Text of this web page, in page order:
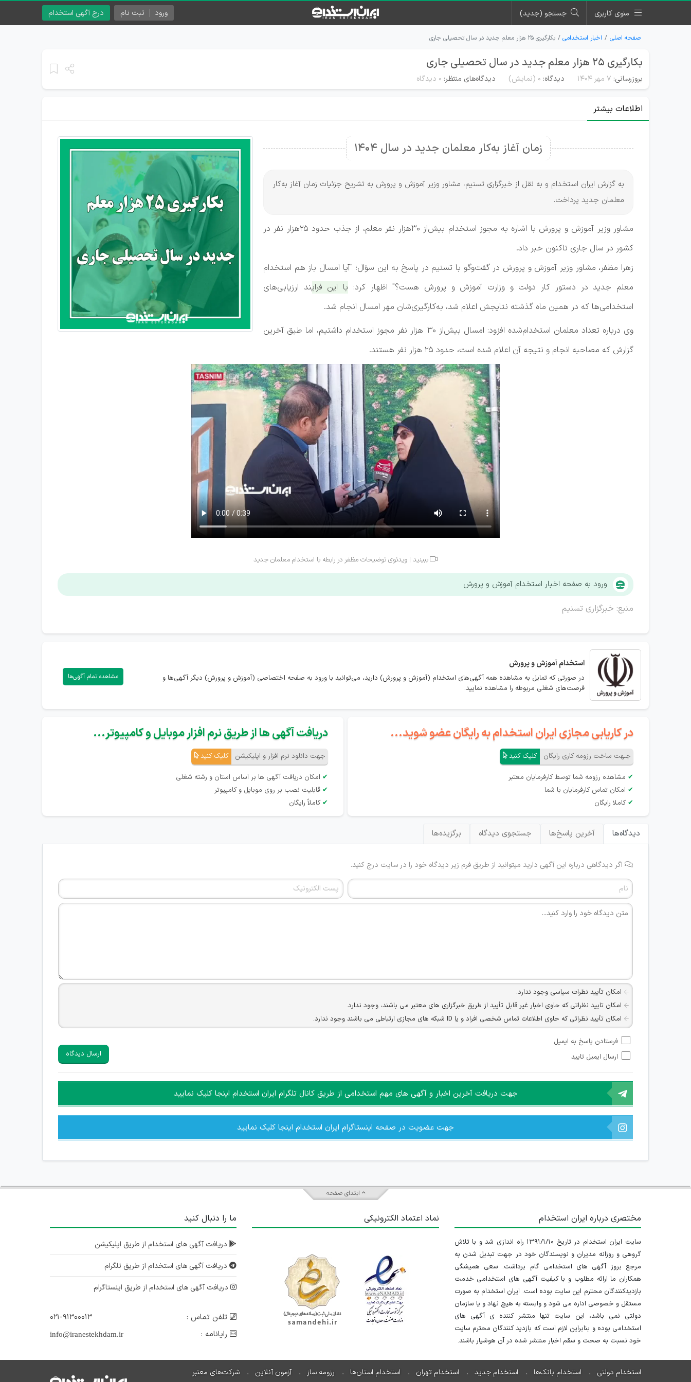
منوی کاربری جستجو (جدید) درج آگهی استخدام ورود ثبت نام
صفحه اصلی اخبار استخدامی بکارگیری ۲۵ هزار معلم جدید در سال تحصیلی جاری
بکارگیری ۲۵ هزار معلم جدید در سال تحصیلی جاری
بروزرسانی: ۷ مهر ۱۴۰۴ دیدگاه: 0 (نمایش) دیدگاه‌های منتظر: ۰ دیدگاه
اطلاعات بیشتر
زمان آغاز به‌کار معلمان جدید در سال 1404
به گزارش ایران استخدام و به نقل از خبرگزاری تسنیم، مشاور وزیر آموزش و پرورش به تشریح جزئیات زمان آغاز به‌کار
معلمان جدید پرداخت.
مشاور وزیر آموزش و پرورش با اشاره به مجوز استخدام بیش‌از ۳۰هزار نفر معلم، از جذب حدود ۲۵هزار نفر در
کشور در سال جاری تاکنون خبر داد.
زهرا مظفر، مشاور وزیر آموزش و پرورش در گفت‌وگو با تسنیم در پاسخ به این سؤال؛ "آیا امسال باز هم استخدام
معلم جدید در دستور کار دولت و وزارت آموزش و پرورش هست؟" اظهار کرد: با این فرایند ارزیابی‌های
استخدامی‌ها که در همین ماه گذشته نتایجش اعلام شد، به‌کارگیری‌شان مهر امسال انجام شد.
وی درباره تعداد معلمان استخدام‌شده افزود: امسال بیش‌از 30 هزار نفر مجوز استخدام داشتیم، اما طبق آخرین
گزارش که مصاحبه انجام و نتیجه آن اعلام شده است، حدود 25 هزار نفر هستند.
 ببینید | ویدئوی توضیحات مظفر در رابطه با استخدام معلمان جدید
ورود به صفحه اخبار استخدام آموزش و پرورش
منبع: خبرگزاری تسنیم
استخدامآموزش و پرورش
در صورتی که تمایل به مشاهده همه آگهی‌های استخدام (آموزش و پرورش) دارید، می‌توانید با ورود به صفحه اختصاصی (آموزش و پرورش) دیگر آگهی‌ها و
فرصت‌های شغلی مربوطه را مشاهده نمایید.
مشاهده تمام آگهی‌ها
در کاریابی مجازی ایران استخدام به رایگان عضو شوید...
جـهت ساخت رزومه کاری رایگان کلیک کنید
✔ مشاهده رزومه شما توسط کارفرمایان معتبر
✔ امکان تماس کارفرمایان با شما
✔ کاملا رایگان
دریافت آگهی ها از طریق نرم افزار موبایل و کامپیوتر...
جهت دانلود نرم افزار و اپلیکیشن کلیک کنید
✔ امکان دریافت آگهی ها بر اساس استان و رشته شغلی
✔ قابلیت نصب بر روی موبایل و کامپیوتر
✔ کاملاً رایگان
دیدگاه‌ها آخرین پاسخ‌ها جستجوی دیدگاه برگزیده‌ها
اگر دیدگاهی درباره این آگهی دارید میتوانید از طریق فرم زیر دیدگاه خود را در سایت درج کنید.
امکان تأیید نظرات سیاسی وجود ندارد.
امکان تایید نظراتی که حاوی اخبار غیر قابل تأیید از طریق خبرگزاری های معتبر می باشند، وجود ندارد.
امکان تأیید نظراتی که حاوی اطلاعات تماس شخصی افراد و یا ID شبکه های مجازی ارتباطی می باشند وجود ندارد.
هرگونه تحریک، تحقیر و کنایه به سایر افراد (مسئول و غیر مسئول) غیر مجاز می باشد.
امکان هماهنگی برای هرگونه ملاقات حضوری چه به صورت دسته جمعی و چه فردی توسط کاربران سایت وجود ندارد.
فرستادن پاسخ به ایمیل
ارسال ایمیل تایید
ارسال دیدگاه
جهت دریافت آخرین اخبار و آگهی های مهم استخدامی از طریق کانال تلگرام ایران استخدام اینجا کلیک نمایید
جهت عضویت در صفحه اینستاگرام ایران استخدام اینجا کلیک نمایید
ابتدای صفحه
مختصری درباره ایران استخدام
سایت ایران استخدام در تاریخ ۱۳۹۱/۱/۱۰ راه اندازی شد و با تلاش
گروهی و روزانه مدیران و نویسندگان خود در جهت تبدیل شدن به
مرجع بروز آگهی های استخدامی گام برداشت. سعی همیشگی
همکاران ما ارائه مطلوب و با کیفیت آگهی های استخدامی خدمت
بازدیدکنندگان محترم این سایت بوده است. ایران استخدام به صورت
مستقل و خصوصی اداره می شود و وابسته به هیچ نهاد و یا سازمان
دولتی نمی باشد، این سایت تنها منتشر کننده ی آگهی های
استخدامی بوده و بنابراین لازم است که بازدید کنندگان محترم سایت
خود نسبت به صحت و سقم اخبار منتشر شده در آن هوشیار باشند.
نماد اعتماد الکترونیکی ما را دنبال کنید
دریافت آگهی های استخدام از طریق اپلیکیشن
دریافت آگهی های استخدام از طریق تلگرام
دریافت آگهی های استخدام از طریق اینستاگرام
تلفن تماس :
۰۲۱-۹۱۳۰۰۰۱۳
رایانامه :
info@iranestekhdam.ir
استخدام دولتی استخدام بانک‌ها استخدام جدید استخدام تهران استخدام استان‌ها رزومه ساز آزمون آنلاین شرکت‌های معتبر